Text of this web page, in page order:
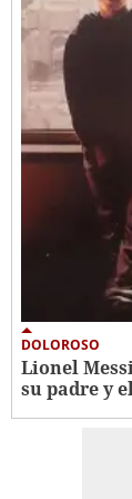
DOLOROSO
Lionel
su padre y